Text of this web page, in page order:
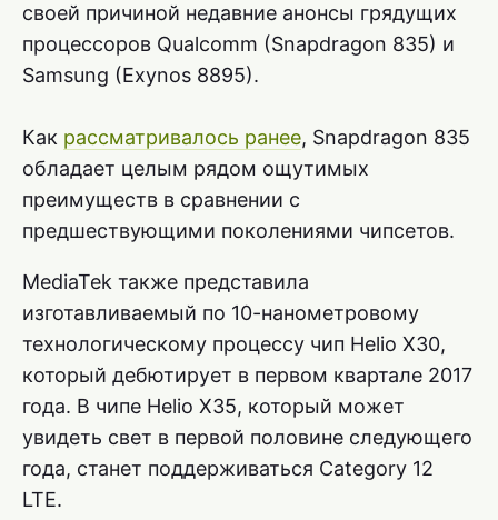
своей причиной недавние анонсы грядущих
процессоров Qualcomm (Snapdragon 835) и
Samsung (Exynos 8895).
Как рассматривалось ранее, Snapdragon 835
обладает целым рядом ощутимых
преимуществ в сравнении с
предшествующими поколениями чипсетов.
MediaTek также представила
изготавливаемый по 10-нанометровому
технологическому процессу чип Helio X30,
который дебютирует в первом квартале 2017
года. В чипе Helio X35, который может
увидеть свет в первой половине следующего
года, станет поддерживаться Category 12
LTE.